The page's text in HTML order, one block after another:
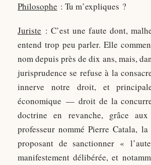
Philosophe : Tu m’expliques ?
Juriste : C’est une faute dont,
entend trop peu parler. Elle
nom depuis près de dix ans, mais,
jurisprudence se refuse à la
innerve notre droit, et
économique — droit de la
doctrine en revanche, grâce aux
professeur nommé Pierre Catala,
proposant de sanctionner «
manifestement délibérée, et